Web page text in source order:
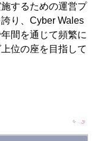
するための運営プ
り、Cyber Wales
間を通じて頻繁に
位の座を目指して